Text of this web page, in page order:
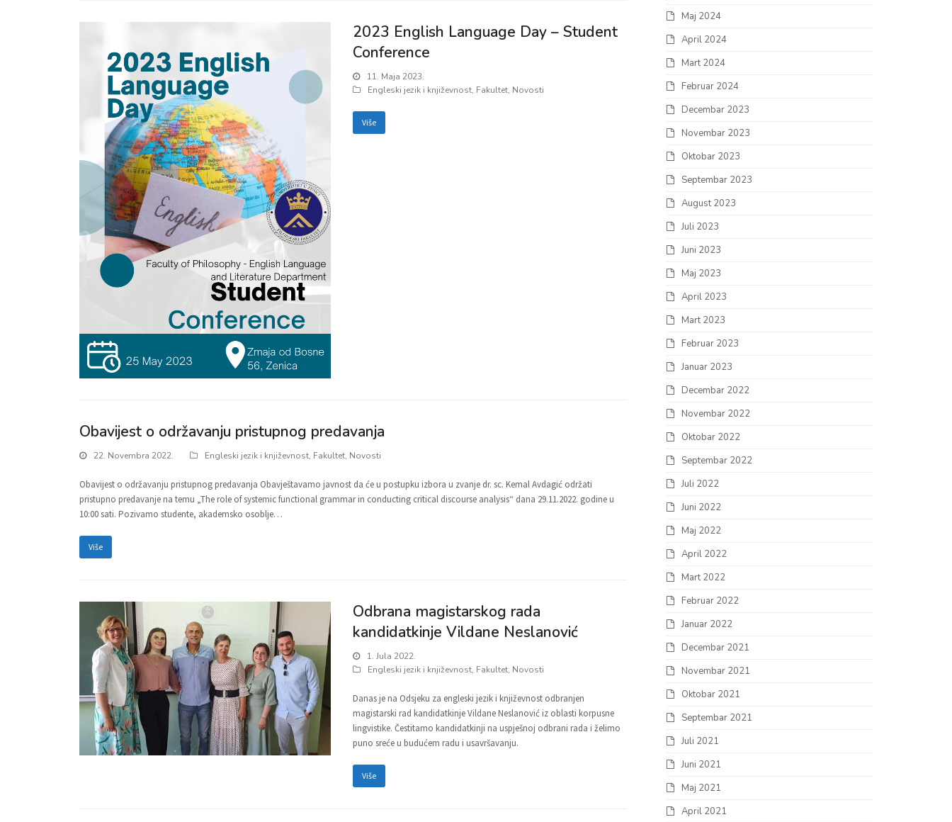
2023 English Language Day – Student
Conference
11. Maja 2023.
Engleski jezik i književnost, Fakultet, Novosti
Više
Obavijest o održavanju pristupnog predavanja
22. Novembra 2022. Engleski jezik i književnost, Fakultet, Novosti
Obavijest o održavanju pristupnog predavanja Obavještavamo javnost da će u postupku izbora u zvanje dr. sc. Kemal Avdagić održati
pristupno predavanje na temu „The role of systemic functional grammar in conducting critical discourse analysis“ dana 29.11.2022. godine u
10:00 sati. Pozivamo studente, akademsko osoblje…
Više
Odbrana magistarskog rada
kandidatkinje Vildane Neslanović
1. Jula 2022.
Engleski jezik i književnost, Fakultet, Novosti
Danas je na Odsjeku za engleski jezik i književnost odbranjen
magistarski rad kandidatkinje Vildane Neslanović iz oblasti korpusne
lingvistike. Čestitamo kandidatkinji na uspješnoj odbrani rada i želimo
puno sreće u budućem radu i usavršavanju.
Više
Maj 2024
April 2024
Mart 2024
Februar 2024
Decembar 2023
Novembar 2023
Oktobar 2023
Septembar 2023
August 2023
Juli 2023
Juni 2023
Maj 2023
April 2023
Mart 2023
Februar 2023
Januar 2023
Decembar 2022
Novembar 2022
Oktobar 2022
Septembar 2022
Juli 2022
Juni 2022
Maj 2022
April 2022
Mart 2022
Februar 2022
Januar 2022
Decembar 2021
Novembar 2021
Oktobar 2021
Septembar 2021
Juli 2021
Juni 2021
Maj 2021
April 2021